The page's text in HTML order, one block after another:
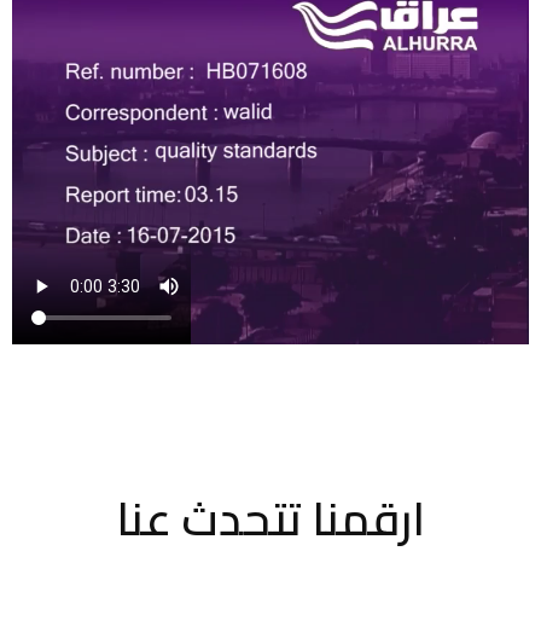
ارقمنا تتحدث عنا